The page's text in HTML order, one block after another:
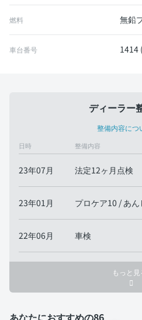
燃料 無鉛
車台番号 1414
ディーラー
整備内容につ
日時 整備内容
23年07月 法定12ヶ月点検
23年01月 プロケア10 / あ
22年06月 車検
もっと見
あなたにおすすめの86